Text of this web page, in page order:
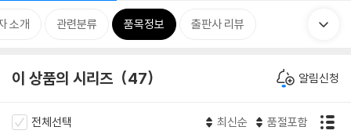
소개 관련분류 품목정보 출판사 리뷰
이 상품의 시리즈 47 알림신청
전체선택 최신순 품절포함